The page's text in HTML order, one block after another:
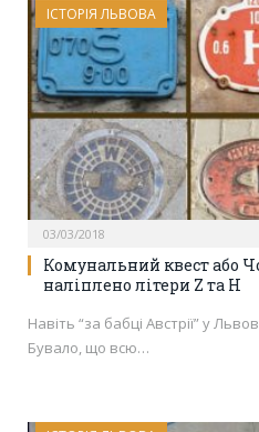
ІСТОРІЯ ЛЬВОВА
03/03/2018
Комунальний квест або
наліплено літери Z та H
Навіть “за бабці Австрії” у
Бувало, що всю…